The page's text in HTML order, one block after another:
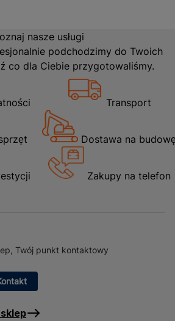
nasze usługi
podchodzimy do Twoich
co dla Ciebie przygotowaliśmy.
Transport
Dostawa na
Zakupy na telefon
Twój punkt kontaktowy